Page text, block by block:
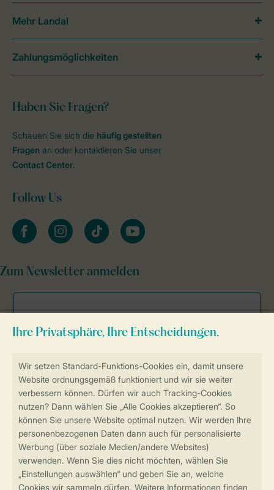
Sicherstellung Deiner Privatsphäre
Sicher und schnell zur Online-Buchung
Sichere Datenübertragung
Sicheres Bezahlen
Haben Sie Fragen?
Schauen Sie sich die häufig gestellten
Fragen an oder kontaktieren Sie unser
Contact Center.
Follow Us
facebookinstagramtiktok youtube
Zum Newsletter anmelden
Mehr Landal
Zahlungsmöglichkeiten